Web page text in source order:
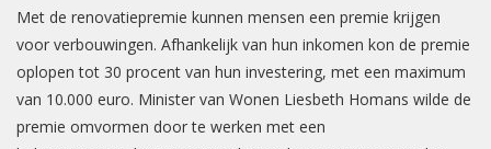
Met de renovatiepremie kunnen mensen een premie krijgen
voor verbouwingen. Afhankelijk van hun inkomen kon de premie
oplopen tot 30 procent van hun investering, met een maximum
van 10.000 euro. Minister van Wonen Liesbeth Homans wilde de
premie omvormen door te werken met een